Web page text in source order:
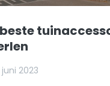
beste
juni 2023